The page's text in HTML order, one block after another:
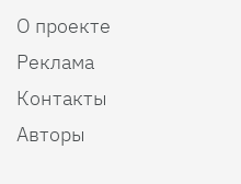
О проекте
Реклама
Контакты
Авторы